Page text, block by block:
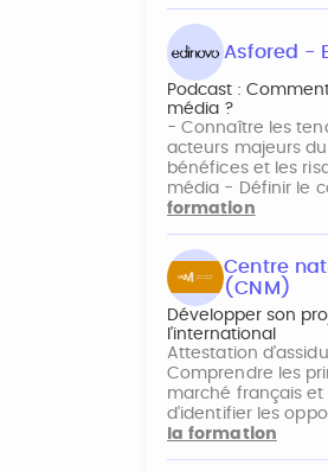
Asfored -
Podcast :
média ?
- Connaître les
acteurs majeurs
bénéfices et les
média - Définir le
formation
Centre
(CNM)
Développer son
l’international
Attestation
Comprendre les
marché français
d'identifier les
la formation